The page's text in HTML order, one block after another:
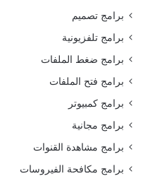
برامج تصميم
برامج تلفزيونية
برامج ضغط الملفات
برامج فتح الملفات
برامج كمبيوتر
برامج مجانية
برامج مشاهدة القنوات
برامج مكافحة الفيروسات